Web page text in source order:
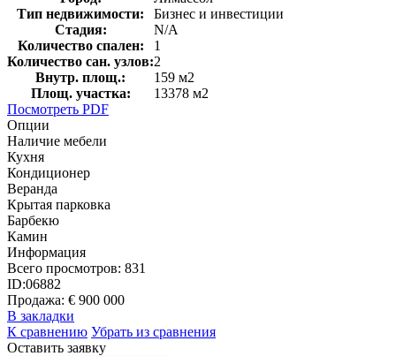
Тип недвижимости:
Бизнес и инвестиции
Стадия:
N/A
Количество спален:
1
Количество сан. узлов:2
Внутр. площ.:
159 м2
Площ. участка:
13378 м2
Посмотреть PDF
Опции
Наличие мебели
Кухня
Кондиционер
Веранда
Крытая парковка
Барбекю
Камин
Информация
Всего просмотров: 831
ID:06882
Продажа: € 900 000
В закладки
К сравнению Убрать из сравнения
Оставить заявку